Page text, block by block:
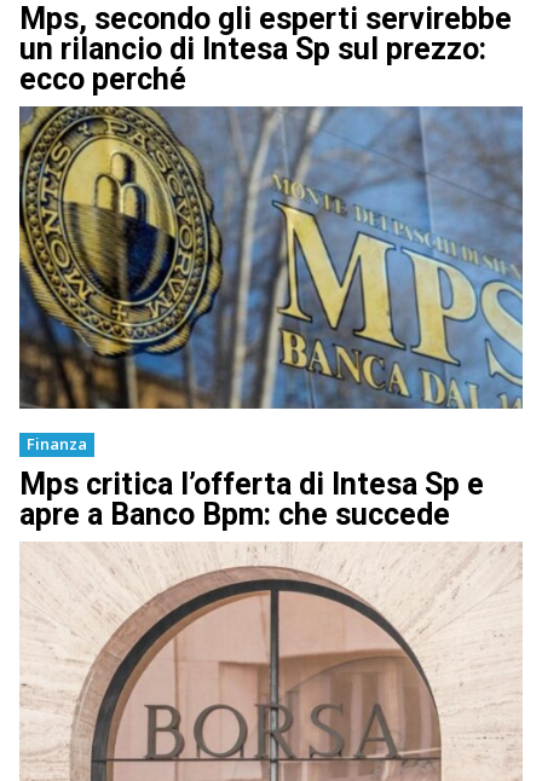
Mps, secondo gli esperti servirebbe
un rilancio di Intesa Sp sul prezzo:
ecco perché
Finanza
Mps critica l’offerta di Intesa Sp e
apre a Banco Bpm: che succede